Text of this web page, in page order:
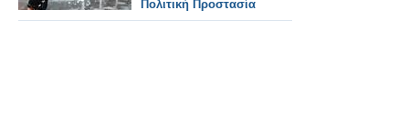
Πολιτική Προστασία